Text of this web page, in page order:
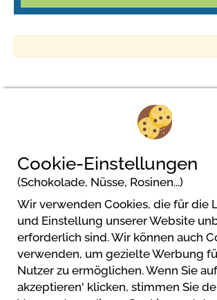
Via Pratolungo, 32
28028 Pettenasco
Cookie-Einstellungen
(Schokolade, Nüsse, Rosinen...)
Wir verwenden Cookies, die für die
und Einstellung unserer Website
erforderlich sind. Wir können auch
verwenden, um gezielte Werbung
Nutzer zu ermöglichen. Wenn Sie
akzeptieren' klicken, stimmen Sie